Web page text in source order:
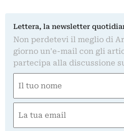
Lettera, la newsletter
Non perdetevi il meglio di
giorno un'e-mail con gli
partecipa alla discussione
(Obbligatorio)
Nome
(Obbligatorio)